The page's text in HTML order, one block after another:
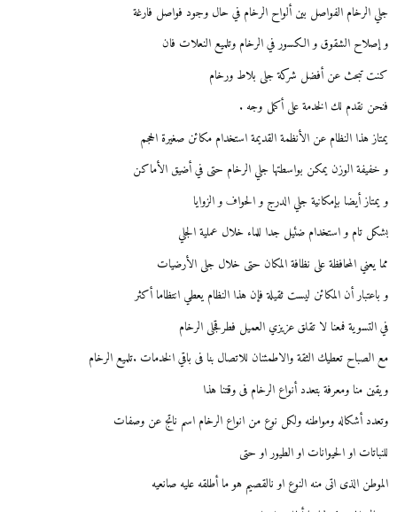
جلي الرخام الفواصل بين ألواح الرخام في حال وجود فواصل فارغة
و إصلاح الشقوق و الكسور في الرخام وتلميع النعلات فان
كنت تبحث عن أفضل شركة جلى بلاط ورخام
فنحن نقدم لك الخدمة على أكمل وجه .
يمتاز هذا النظام عن الأنظمة القديمة استخدام مكائن صغيرة الحجم
و خفيفة الوزن يمكن بواسطتها جلي الرخام حتى في أضيق الأماكن
و يمتاز أيضا بإمكانية جلي الدرج و الحواف و الزوايا
بشكل تام و استخدام ضئيل جدا للماء خلال عملية الجلي
مما يعني المحافظة على نظافة المكان حتى خلال جلى الأرضيات
و باعتبار أن المكائن ليست ثقيلة فإن هذا النظام يعطي انتظاما أكثر
في التسوية فمعنا لا تقلق عزيزي العميل فطرقجلى الرخام
مع الصباح تعطيك الثقة والاطمئنان للاتصال بنا فى باقي الخدمات .تلميع الرخام
ويقين منا ومعرفة بتعدد أنواع الرخام فى وقتنا هذا
وتعدد أشكاله ومواطنه ولكل نوع من انواع الرخام اسم ناتج عن وصفات
للنباتات او الحيوانات او الطيور او حتى
الموطن الذى اتى منه النوع او نالقصيم هو ما أطلقه عليه صانعيه